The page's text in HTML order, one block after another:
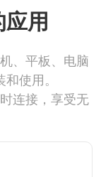
用
、平板、电脑
使用。
连接，享受无